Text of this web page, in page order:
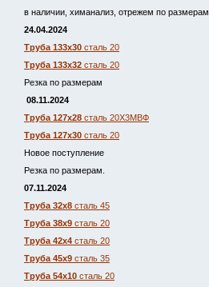
в наличии, химанализ, отрежем по размерам.
24.04.2024
Труба 133х30 сталь 20
Труба 133х32 сталь 20
Резка по размерам
08.11.2024
Труба 127х28 сталь 20Х3МВФ
Труба 127х30 сталь 20
Новое поступление
Резка по размерам.
07.11.2024
Труба 32х8 сталь 45
Труба 38х9 сталь 20
Труба 42х4 сталь 20
Труба 45х9 сталь 35
Труба 54х10 сталь 20